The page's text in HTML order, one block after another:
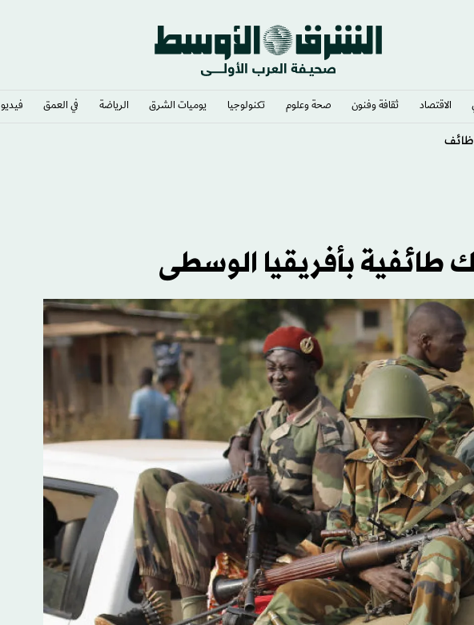
الاقتصاد ثقافة وفنون صحة وعلوم تكنولوجيا يوميات الشرق​ الرياضة في العمق فيديو